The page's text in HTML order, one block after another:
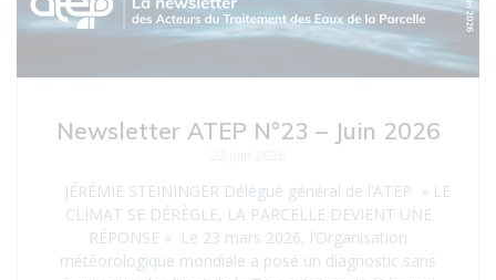
Newsletter ATEP N°23 – Juin 2026
JÉRÉMIE STEININGER Délégué général de l’ATEP » LE
CLIMAT SE DÉRÈGLE, LA PARCELLE DEVIENT UNE
RÉPONSE « Le 23 mars 2026, l’Organisation
météorologique mondiale a posé un diagnostic sans